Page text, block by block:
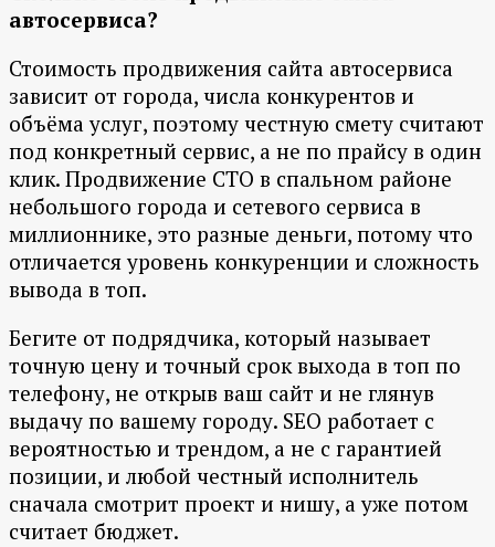
автосервиса?
Стоимость продвижения сайта автосервиса
зависит от города, числа конкурентов и
объёма услуг, поэтому честную смету считают
под конкретный сервис, а не по прайсу в один
клик. Продвижение СТО в спальном районе
небольшого города и сетевого сервиса в
миллионнике, это разные деньги, потому что
отличается уровень конкуренции и сложность
вывода в топ.
Бегите от подрядчика, который называет
точную цену и точный срок выхода в топ по
телефону, не открыв ваш сайт и не глянув
выдачу по вашему городу. SEO работает с
вероятностью и трендом, а не с гарантией
позиции, и любой честный исполнитель
сначала смотрит проект и нишу, а уже потом
считает бюджет.